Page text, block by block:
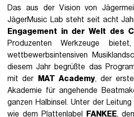
Das aus der Vision von
JägerMusic Lab steht seit acht
Engagement in der Welt des
Produzenten Werkzeuge
wettbewerbsintensiven
diesem Jahr begrüßte das
mit der
MAT Academy, der
Akademie für angehende
ganzen Halbinsel. Unter der
wie dem Plattenlabel
FANKEE,